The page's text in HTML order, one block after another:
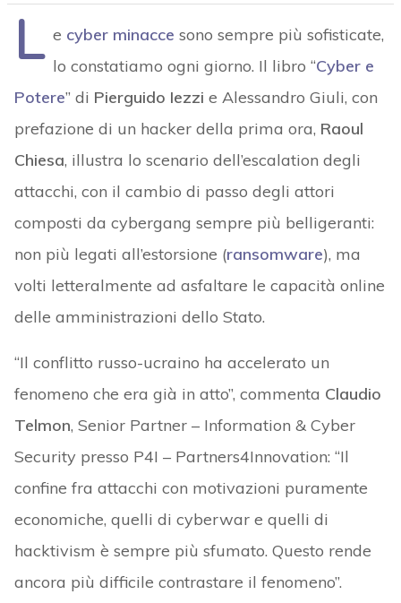
L e cyber minacce sono sempre più sofisticate,
lo constatiamo ogni giorno. Il libro “Cyber e
Potere” di Pierguido Iezzi e Alessandro Giuli, con
prefazione di un hacker della prima ora, Raoul
Chiesa, illustra lo scenario dell’escalation degli
attacchi, con il cambio di passo degli attori
composti da cybergang sempre più belligeranti:
non più legati all’estorsione (ransomware), ma
volti letteralmente ad asfaltare le capacità online
delle amministrazioni dello Stato.
“Il conflitto russo-ucraino ha accelerato un
fenomeno che era già in atto”, commenta Claudio
Telmon, Senior Partner – Information & Cyber
Security presso P4I – Partners4Innovation: “Il
confine fra attacchi con motivazioni puramente
economiche, quelli di cyberwar e quelli di
hacktivism è sempre più sfumato. Questo rende
ancora più difficile contrastare il fenomeno”.